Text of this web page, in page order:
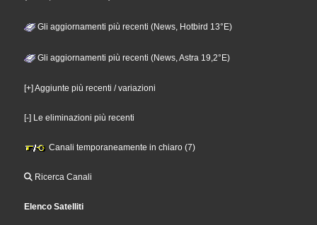
Gli aggiornamenti più recenti (News, Hotbird 13°E)
Gli aggiornamenti più recenti (News, Astra 19,2°E)
[+] Aggiunte più recenti / variazioni
[-] Le eliminazioni più recenti
Canali temporaneamente in chiaro (7)
Ricerca Canali
Elenco Satelliti